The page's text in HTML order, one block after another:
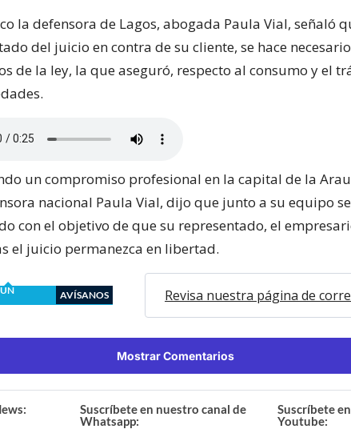
la defensora de Lagos, abogada Paula Vial, señaló
del juicio en contra de su cliente, se hace
de la ley, la que aseguró, respecto al consumo y el
un compromiso profesional en la capital de la
nacional Paula Vial, dijo que junto a su equipo
con el objetivo de que su representado, el
el juicio permanezca en libertad.
AVÍSANOS Revisa nuestra página de
Mostrar Comentarios
Suscríbete en nuestro canal de
Whatsapp:
Suscríbete
Youtube: